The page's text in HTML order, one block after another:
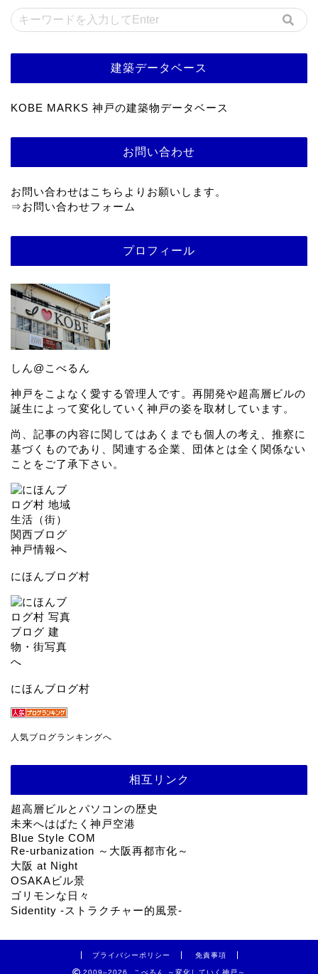
建築データベース
KOBE MARKS 神戸の建築物データベース
お問い合わせ
お問い合わせはこちらよりお願いします。
⇒お問い合わせフォーム
プロフィール
しん@こべるん
神戸をこよなく愛する管理人です。再開発や超高層ビルの
誕生によって変化していく神戸の姿を取材しています。
尚、記事の内容に関してはあくまでも個人の考え、推察に
基づくものであり、関連する企業、団体とは全く関係ない
ことをご了承下さい。
にほんブログ村
にほんブログ村
人気ブログランキングへ
相互リンク
超高層ビルとパソコンの歴史
未来へはばたく神戸空港
Blue Style COM
Re-urbanization ～大阪再都市化～
大阪 at Night
OSAKAビル景
ゴリモンな日々
Sidentity -ストラクチャー的風景-
プライバシーポリシー 免責事項